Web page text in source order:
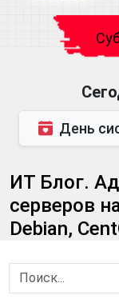
День системного
ИТ Блог.
серверов
Debian,